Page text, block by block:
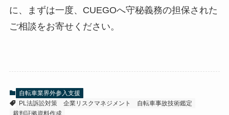
に、まずは一度、CUEGOへ守秘義務の担保された
ご相談をお寄せください。
自転車業界外参入支援
PL法訴訟対策
企業リスクマネジメント
自転車事故技術鑑定